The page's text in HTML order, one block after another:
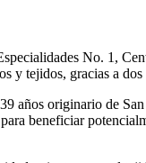
No. 1,
tejidos, gracias a
años originario de
beneficiar